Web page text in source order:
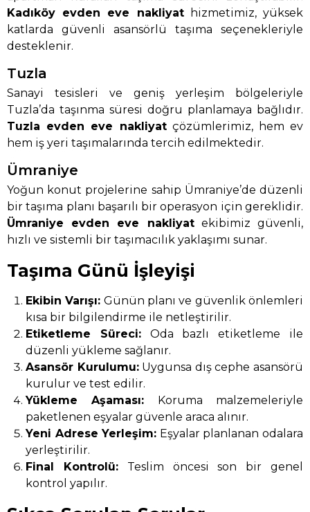
Kadıköy evden eve nakliyathizmetimiz, yüksek
katlarda güvenli asansörlü taşıma seçenekleriyle
desteklenir.
Tuzla
Sanayi tesisleri ve geniş yerleşim bölgeleriyle
Tuzla’da taşınma süresi doğru planlamaya bağlıdır.
Tuzla evden eve nakliyatçözümlerimiz, hem ev
hem iş yeri taşımalarında tercih edilmektedir.
Ümraniye
Yoğun konut projelerine sahip Ümraniye’de düzenli
bir taşıma planı başarılı bir operasyon için gereklidir.
Ümraniye evden eve nakliyatekibimiz güvenli,
hızlı ve sistemli bir taşımacılık yaklaşımı sunar.
Taşıma Günü İşleyişi
Ekibin Varışı: Günün planı ve güvenlik önlemleri
kısa bir bilgilendirme ile netleştirilir.
Etiketleme Süreci:Oda bazlı etiketleme ile
düzenli yükleme sağlanır.
Asansör Kurulumu:Uygunsa dış cephe asansörü
kurulur ve test edilir.
Yükleme Aşaması: Koruma malzemeleriyle
paketlenen eşyalar güvenle araca alınır.
Yeni Adrese Yerleşim: Eşyalar planlanan odalara
yerleştirilir.
Final Kontrolü: Teslim öncesi son bir genel
kontrol yapılır.